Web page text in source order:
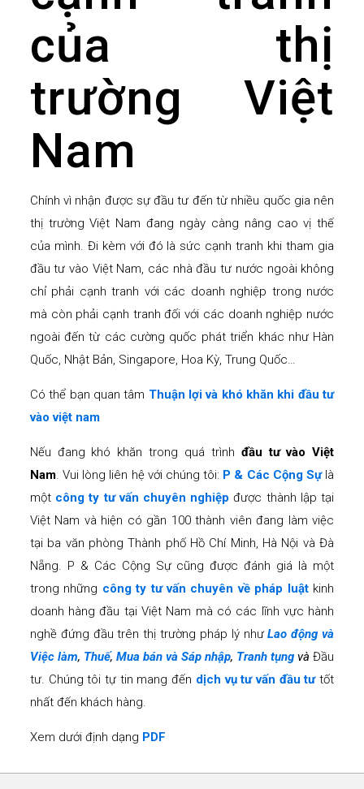
của thị
trường Việt
Nam
Chính vì nhận được sự đầu tư đến từ nhiều quốc gia nên
thị trường Việt Nam đang ngày càng nâng cao vị thế
của mình. Đi kèm với đó là sức cạnh tranh khi tham gia
đầu tư vào Việt Nam, các nhà đầu tư nước ngoài không
chỉ phải cạnh tranh với các doanh nghiệp trong nước
mà còn phải cạnh tranh đối với các doanh nghiệp nước
ngoài đến từ các cường quốc phát triển khác như Hàn
Quốc, Nhật Bản, Singapore, Hoa Kỳ, Trung Quốc…
Có thể bạn quan tâm Thuận lợi và khó khăn khi đầu tư
vào việt nam
Nếu đang khó khăn trong quá trình đầu tư vào Việt
Nam. Vui lòng liên hệ với chúng tôi: P & Các Cộng Sựlà
một công ty tư vấn chuyên nghiệp được thành lập tại
Việt Nam và hiện có gần 100 thành viên đang làm việc
tại ba văn phòng Thành phố Hồ Chí Minh, Hà Nội và Đà
Nẵng. P & Các Cộng Sự cũng được đánh giá là một
trong những công ty tư vấn chuyên về pháp luật kinh
doanh hàng đầu tại Việt Nam mà có các lĩnh vực hành
nghề đứng đầu trên thị trường pháp lý nhưLao động và
Việc làm, Thuế, Mua bán và Sáp nhập, Tranh tụng và Đầu
tư. Chúng tôi tự tin mang đến dịch vụ tư vấn đầu tưtốt
nhất đến khách hàng.
Xem dưới định dạng PDF